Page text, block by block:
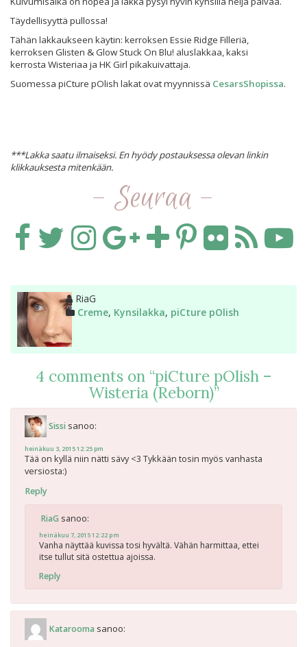
Täydellisyyttä pullossa!
Tähän lakkaukseen käytin: kerroksen Essie Ridge Filleriä,
kerroksen Glisten & Glow Stuck On Blu! aluslakkaa, kaksi
kerrosta Wisteriaa ja HK Girl pikakuivattaja.
Suomessa piCture pOlish lakat ovat myynnissä CesarsShopissa.
***Lakka saatu ilmaiseksi. En hyödy postauksessa olevan linkin
klikkauksesta mitenkään.
- Seuraa -
Kirjoittaja
RiaG
Kategoriat
Creme, Kynsilakka, piCture pOlish
4 comments on “piCture pOlish –
Wisteria (Reborn)”
Sissi sanoo:
heinäkuu 3, 2015 12:25 pm
Tää on kyllä niin nätti sävy <3 Tykkään tosin myös vanhasta
versiosta:)
Reply
RiaG sanoo:
heinäkuu 7, 2015 12:22 pm
Vanha näyttää kuvissa tosi hyvältä. Vähän harmittaa, ettei
itse tullut sitä ostettua ajoissa.
Reply
Katarooma sanoo: